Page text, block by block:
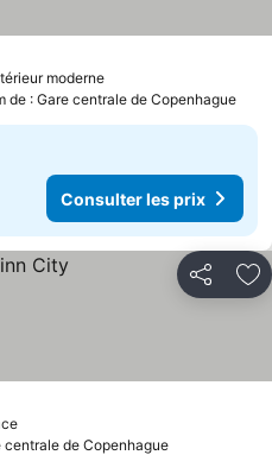
moderne
de : Gare centrale de Copenhague
Consulter les prix
Partager
centrale de Copenhague